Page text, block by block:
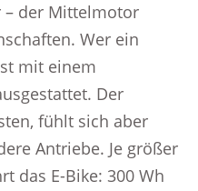
– der Mittelmotor
Wer ein
mit einem
Der
fühlt sich aber
Antriebe. Je größer
das E-Bike: 300 Wh